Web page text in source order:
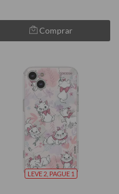
Comprar
LEVE 2, PAGUE 1